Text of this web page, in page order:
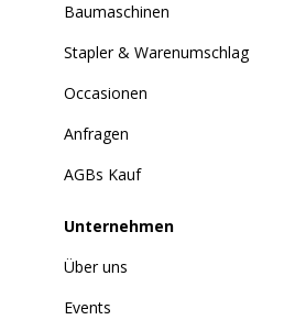
Baumaschinen
Stapler & Warenumschlag
Occasionen
Anfragen
AGBs Kauf
Unternehmen
Über uns
Events